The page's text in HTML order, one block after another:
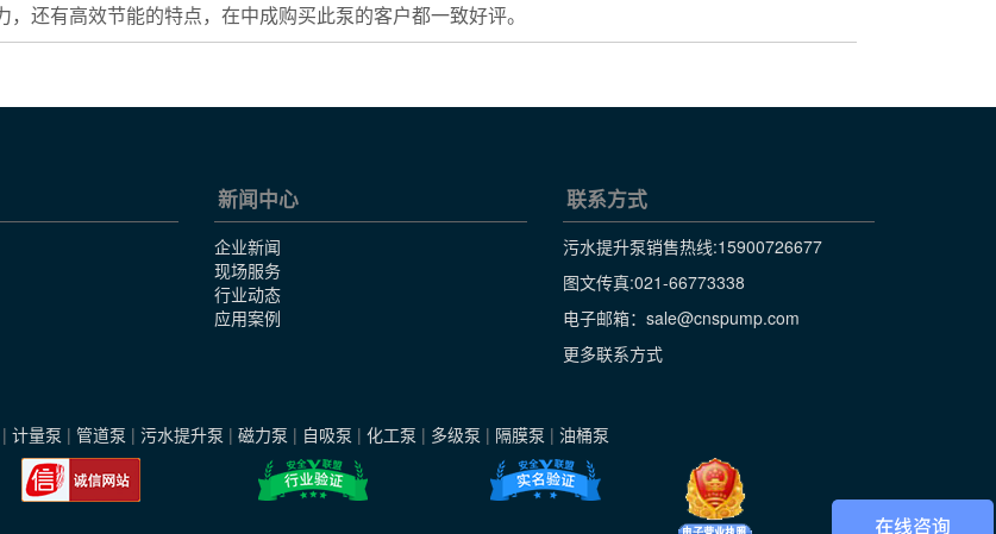
还有高效节能的特点，在中成购买此泵的客户都一致好评。
新闻中心
企业新闻
现场服务
行业动态
应用案例
联系方式
污水提升泵销售热线:15900726677
图文传真:021-66773338
电子邮箱：sale@cnspump.com
更多联系方式
| 计量泵 | 管道泵 | 污水提升泵 | 磁力泵 | 自吸泵 | 化工泵 | 多级泵 | 隔膜泵 | 油桶泵